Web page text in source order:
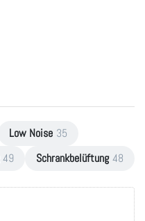
Low Noise 35
49 Schrankbelüftung 48